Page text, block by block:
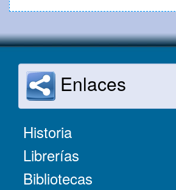
Enlaces
Historia
Librerías
Bibliotecas